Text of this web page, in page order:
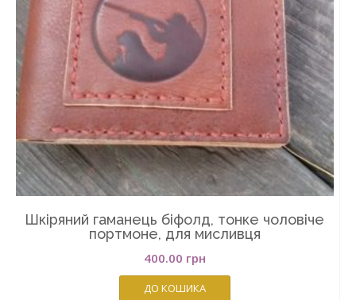
Шкіряний гаманець біфолд, тонке чоловіче
портмоне, для мисливця
400.00 грн
ДО КОШИКА